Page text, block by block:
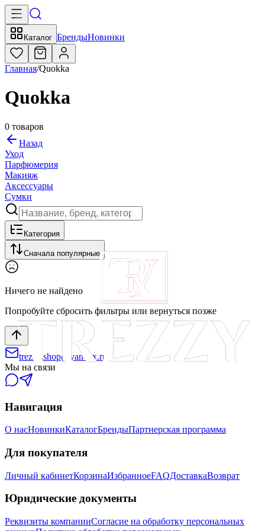
Каталог БрендыНовинки
Главная/Quokka
Quokka
0 товаров
Назад
Уход
Парфюмерия
Макияж
Аксессуары
Сумки
Категория
Сначала популярные
Ничего не найдено
Попробуйте сбросить фильтры или вернуться позже
trezzy.shop@yandex.ru
Мы на связи
Навигация
О насНовинкиКаталогБрендыПартнерская программа
Для покупателя
Личный кабинетКорзинаИзбранноеFAQДоставкаВозврат
Юридические документы
Реквизиты компанииСогласие на обработку персональных